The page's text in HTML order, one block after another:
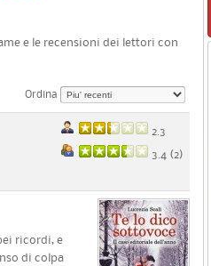
e le recensioni dei lettori con
Ordina
2.3
3.4 (2)
ricordi, e
di colpa